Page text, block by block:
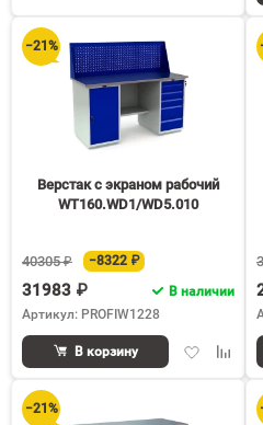
−21%
Верстак с экраном рабочий
WT160.WD1/WD5.010
40305 ₽ −8322 ₽
31983 ₽
В наличии
Артикул: PROFIW1228
Добавить
В корзину
−21%